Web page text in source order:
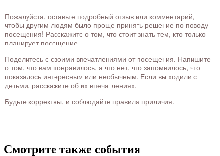
Пожалуйста, оставьте подробный отзыв или комментарий,
чтобы другим людям было проще принять решение по поводу
посещения! Расскажите о том, что стоит знать тем, кто только
планирует посещение.
Поделитесь с своими впечатлениями от посещения. Напишите
о том, что вам понравилось, а что нет, что запомнилось, что
показалось интересным или необычным. Если вы ходили с
детьми, расскажите об их впечатлениях.
Будьте корректны, и соблюдайте правила приличия.
Смотрите также события